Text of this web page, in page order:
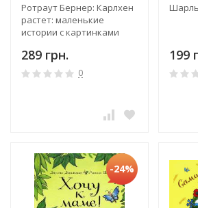
Ротраут Бернер: Карлхен
растет: маленькие
истории с картинками
289 грн.
0
199
-24%